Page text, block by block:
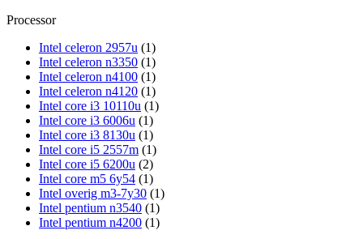
Processor
Intel celeron 2957u (1)
Intel celeron n3350 (1)
Intel celeron n4100 (1)
Intel celeron n4120 (1)
Intel core i3 10110u (1)
Intel core i3 6006u (1)
Intel core i3 8130u (1)
Intel core i5 2557m (1)
Intel core i5 6200u (2)
Intel core m5 6y54 (1)
Intel overig m3-7y30 (1)
Intel pentium n3540 (1)
Intel pentium n4200 (1)